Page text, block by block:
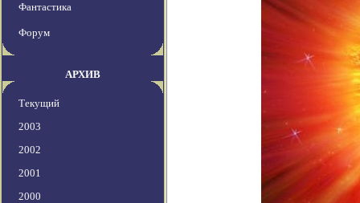
Фантастика
Форум
АРХИВ
Текущий
2003
2002
2001
2000